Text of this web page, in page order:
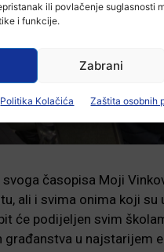
ili povlačenje suglasnosti
i funkcije.
Zabrani
Politika Kolačića Zaštita osobnih
časopisa Moji
ali i svima onima koji su
će podijeljen svim
u najstarijem